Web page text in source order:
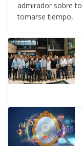
admirador sobre
tomarse tiempo,